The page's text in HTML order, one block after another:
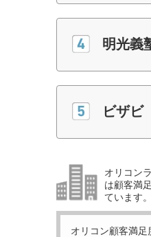
明光義
ビザビ
オリコン
は顧客満
ています。
オリコン顧客満